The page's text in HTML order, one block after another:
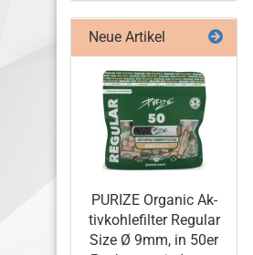
Neue Artikel
PU­RI­ZE Or­ga­nic Ak­
tiv­koh­le­fil­ter Re­gu­lar
Size Ø 9mm, in 50er